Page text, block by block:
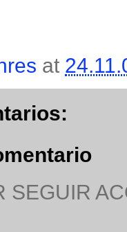
at
SEGUIR